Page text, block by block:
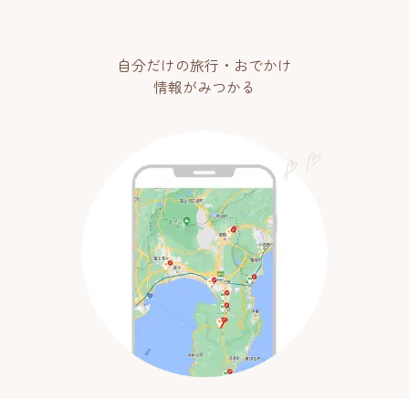
自分だけの旅行・おでかけ
情報がみつかる